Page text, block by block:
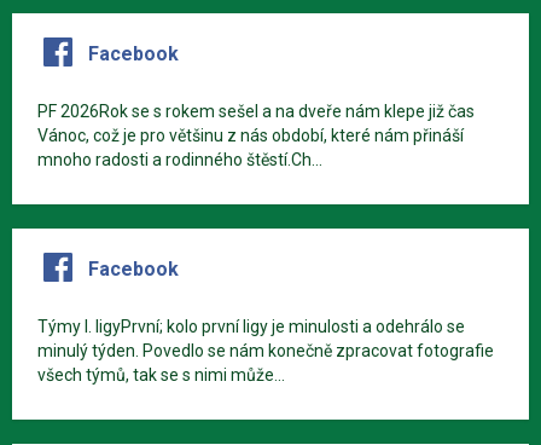
Facebook
PF 2026Rok se s rokem sešel a na dveře nám klepe již čas
Vánoc, což je pro většinu z nás období, které nám přináší
mnoho radosti a rodinného štěstí.Ch...
Facebook
Týmy I. ligyPrvní; kolo první ligy je minulosti a odehrálo se
minulý týden. Povedlo se nám konečně zpracovat fotografie
všech týmů, tak se s nimi může...